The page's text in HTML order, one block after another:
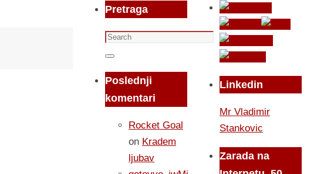
Pretraga
Search
for:
Search
Poslednji
komentari
Rocket Goal
on Kradem
ljubav
Linkedin
Mr Vladimir
Stankovic
Zarada na